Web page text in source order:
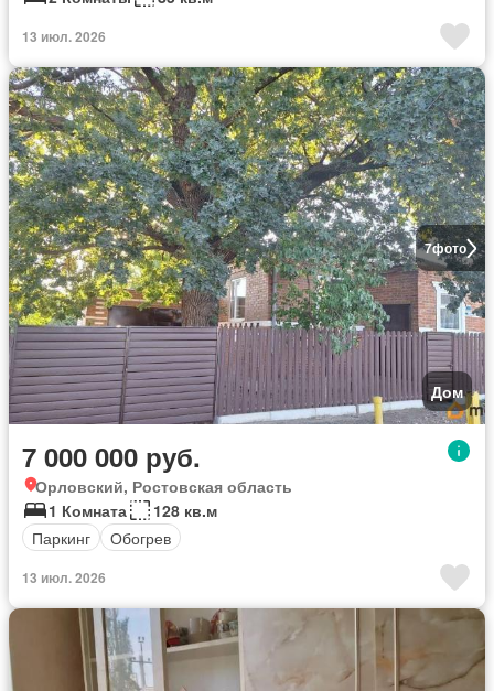
13 июл. 2026
7фото
Дом
7 000 000 руб.
Орловский, Ростовская область
1 Комната
128 кв.м
Паркинг
Обогрев
13 июл. 2026